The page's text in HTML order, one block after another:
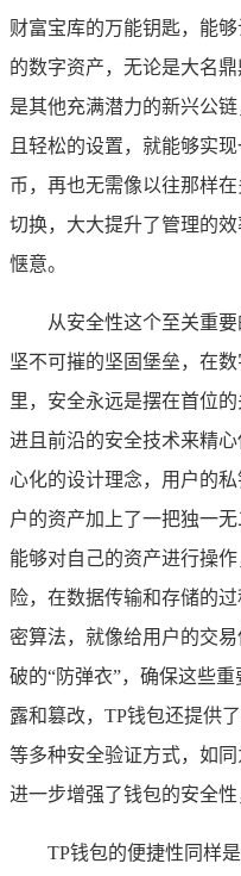
财富宝库的万能钥匙，能
的数字资产，无论是大名
是其他充满潜力的新兴公
且轻松的设置，就能够实
币，再也无需像以往那样
切换，大大提升了管理的
惬意。
从安全性这个至关重
坚不可摧的坚固堡垒，在
里，安全永远是摆在首位
进且前沿的安全技术来精
心化的设计理念，用户的
户的资产加上了一把独一
能够对自己的资产进行操
险，在数据传输和存储的
密算法，就像给用户的交
破的“防弹衣”，确保这些
露和篡改，TP钱包还提供
等多种安全验证方式，如
进一步增强了钱包的安全性
TP钱包的便捷性同样